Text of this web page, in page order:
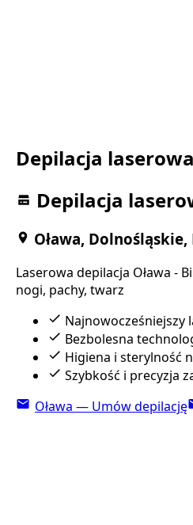
Depilacja
Depilacja
Oława, Dolnośląskie,
Laserowa depilacja Oława -
nogi, pachy, twarz
Najnowocześniejszy
Bezbolesna
Higiena i sterylność
Szybkość i precyzja
Oława — Umów depilację